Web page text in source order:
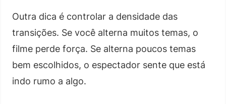
Outra dica é controlar a densidade das
transições. Se você alterna muitos temas, o
filme perde força. Se alterna poucos temas
bem escolhidos, o espectador sente que está
indo rumo a algo.